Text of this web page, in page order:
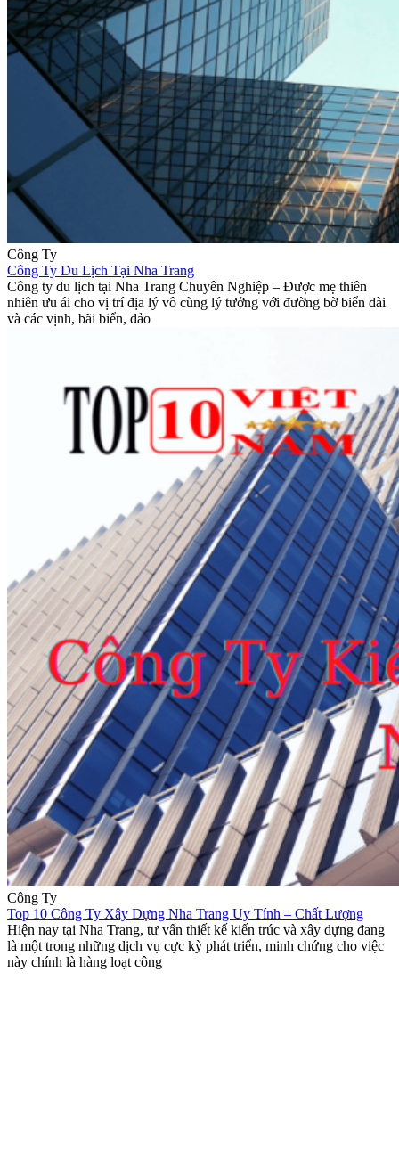
Công Ty
Công Ty Du Lịch Tại Nha Trang
Công ty du lịch tại Nha Trang Chuyên Nghiệp – Được mẹ thiên
nhiên ưu ái cho vị trí địa lý vô cùng lý tưởng với đường bờ biển dài
và các vịnh, bãi biển, đảo
Công Ty
Top 10 Công Ty Xây Dựng Nha Trang Uy Tính – Chất Lượng
Hiện nay tại Nha Trang, tư vấn thiết kế kiến trúc và xây dựng đang
là một trong những dịch vụ cực kỳ phát triển, minh chứng cho việc
này chính là hàng loạt công